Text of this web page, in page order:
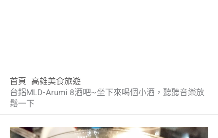
首頁 高雄美食旅遊
台鋁MLD-Arumi 8酒吧~坐下來喝個小酒，聽聽音樂放
鬆一下